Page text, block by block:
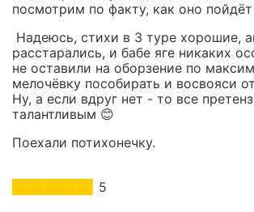
посмотрим по факту, как оно
Надеюсь, стихи в 3 туре хорошие,
расстарались, и бабе яге никаких
не оставили на оборзение по
мелочёвку пособирать и восвояси
Ну, а если вдруг нет - то все
талантливым 😊
Поехали потихонечку.
5